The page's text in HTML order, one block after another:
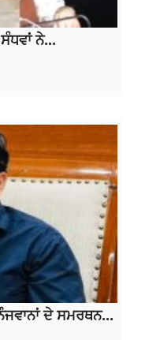
ਨੇ...
ਦੇ ਸਮਰਥਨ...